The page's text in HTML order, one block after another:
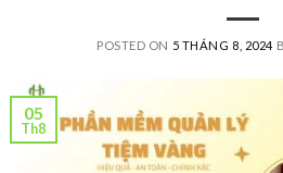
POSTED ON 5 THÁNG 8, 2024
05
Th8